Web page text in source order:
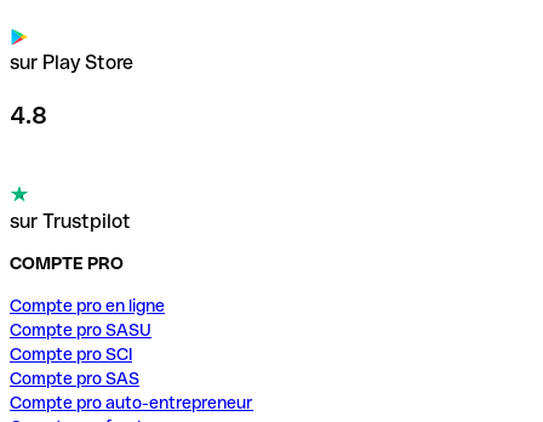
sur Play Store
4.8
sur Trustpilot
COMPTE PRO
Compte pro en ligne
Compte pro SASU
Compte pro SCI
Compte pro SAS
Compte pro auto-entrepreneur